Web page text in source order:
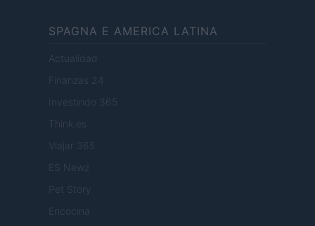
SPAGNA E AMERICA LATINA
Actualidad
Finanzas 24
Investindo 365
Think.es
Viajar 365
ES Newz
Pet Story
Encocina